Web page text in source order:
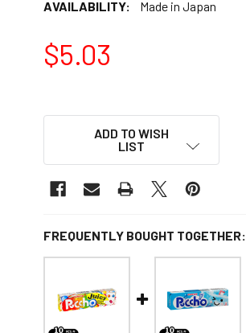
AVAILABILITY: Made in Japan
$5.03
ADD TO WISH
LIST
FREQUENTLY BOUGHT TOGETHER: